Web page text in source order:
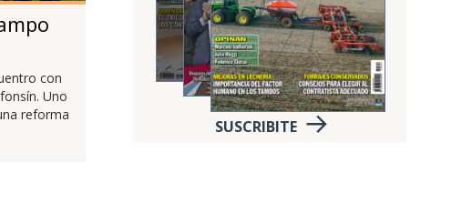
con
Uno
reforma
SUSCRIBITE